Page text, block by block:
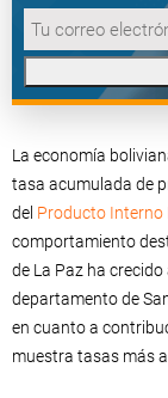
La economía
tasa acumulada de
del Producto Interno
comportamiento
de La Paz ha
departamento de
en cuanto a
muestra tasas más